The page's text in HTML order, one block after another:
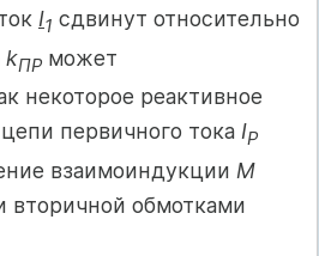
I1 сдвинут относительно
kПР может
некоторое реактивное
первичного тока IP
взаимоиндукции М
обмотками